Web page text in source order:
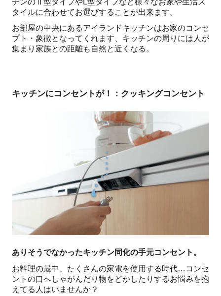
タイルに合わせてお選びすることが出来ます。
お部屋の中央にあるアイランドキッチンはお家のコンセ
プト・象徴となってくれます、キッチンの周りには人が
集まり家族との距離も自然と近くなる。
キッチンにコンセントが！：クッキングコンセント
ありそうでなかったキッチン同化の手元コンセント。
お料理の最中、たくさんの家電を使用する時代…コンセ
ントの口へしゃがんだり物をどかしたりするお悩みを抱
えてる人はいませんか？